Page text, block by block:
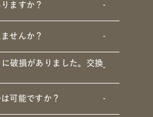
ますか？
せんか？
破損がありました。交換
可能ですか？